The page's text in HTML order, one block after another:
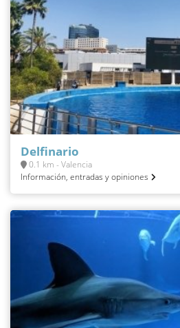
Delfinario
0.1 km - Valencia
Información, entradas y opiniones